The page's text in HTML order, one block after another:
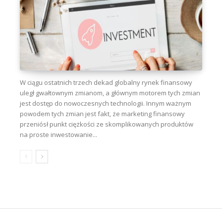
W ciągu ostatnich trzech dekad globalny rynek finansowy
uległ gwałtownym zmianom, a głównym motorem tych zmian
jest dostęp do nowoczesnych technologii. Innym ważnym
powodem tych zmian jest fakt, że marketing finansowy
przeniósł punkt ciężkości ze skomplikowanych produktów
na proste inwestowanie...